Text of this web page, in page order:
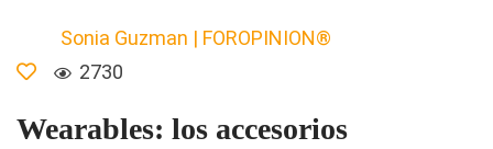
Sonia Guzman | FOROPINION®
2730
Wearables: los accesorios